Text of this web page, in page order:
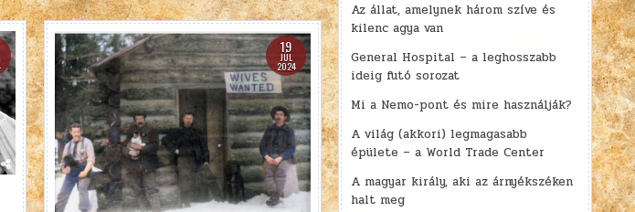
19
JÚL
2024
Az állat, amelynek három szíve és
kilenc agya van
General Hospital – a leghosszabb
ideig futó sorozat
Mi a Nemo-pont és mire használják?
A világ (akkori) legmagasabb
épülete – a World Trade Center
A magyar király, aki az árnyékszéken
halt meg